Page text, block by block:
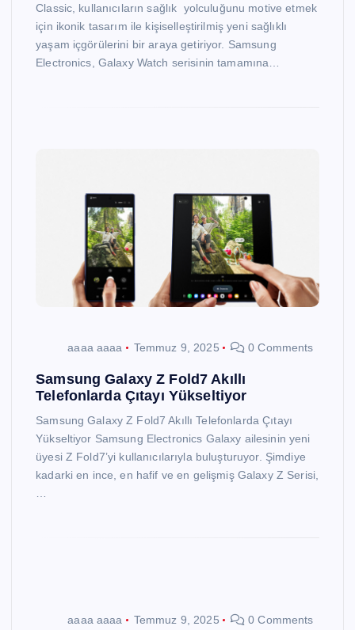
Classic, kullanıcıların sağlık yolculuğunu motive etmek
için ikonik tasarım ile kişiselleştirilmiş yeni sağlıklı
yaşam içgörülerini bir araya getiriyor. Samsung
Electronics, Galaxy Watch serisinin tamamına…
aaaa aaaa Temmuz 9, 2025 0 Comments
Samsung Galaxy Z Fold7 Akıllı
Telefonlarda Çıtayı Yükseltiyor
Samsung Galaxy Z Fold7 Akıllı Telefonlarda Çıtayı
Yükseltiyor Samsung Electronics Galaxy ailesinin yeni
üyesi Z Fold7’yi kullanıcılarıyla buluşturuyor. Şimdiye
kadarki en ince, en hafif ve en gelişmiş Galaxy Z Serisi,
aaaa aaaa Temmuz 9, 2025 0 Comments